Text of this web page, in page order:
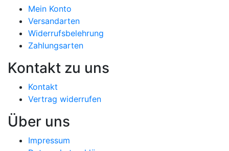
Mein Konto
Versandarten
Widerrufsbelehrung
Zahlungsarten
Kontakt zu uns
Kontakt
Vertrag widerrufen
Über uns
Impressum